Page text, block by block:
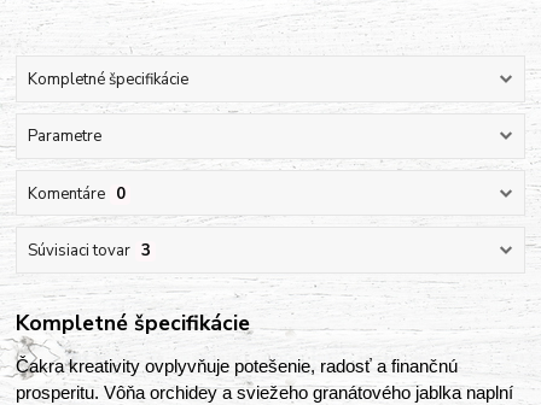
Kompletné špecifikácie
Parametre
Komentáre 0
Súvisiaci tovar 3
Kompletné špecifikácie
Čakra kreativity ovplyvňuje potešenie, radosť a finančnú
prosperitu. Vôňa orchidey a sviežeho granátového jablka naplní